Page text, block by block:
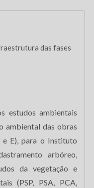
das fases
estudos ambientais
ambiental das obras
E), para o Instituto
arbóreo,
da vegetação e
(PSP, PSA, PCA,